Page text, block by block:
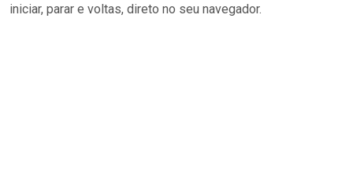
iniciar, parar e voltas, direto no seu navegador.